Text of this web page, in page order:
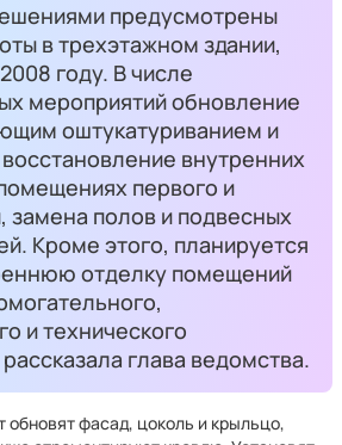
предусмотрены
в трехэтажном здании,
году. В числе
мероприятий обновление
оштукатуриванием и
внутренних
первого и
замена полов и подвесных
Кроме этого, планируется
отделку помещений
и технического
глава ведомства.
обновят фасад, цоколь и крыльцо,